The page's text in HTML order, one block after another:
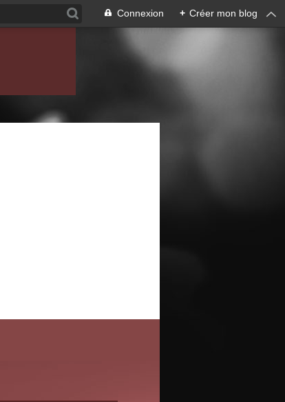
Connexion + Créer mon blog